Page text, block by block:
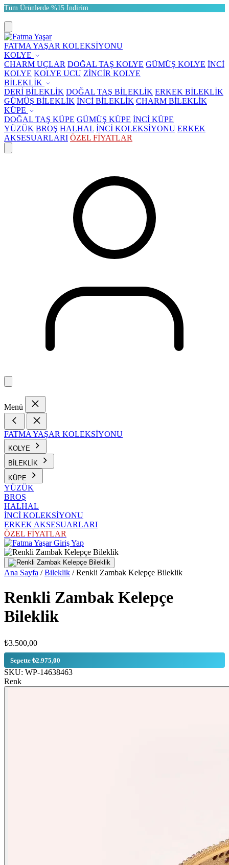
Tüm Ürünlerde %15 İndirim
FATMA YAŞAR KOLEKSİYONU
KOLYE
CHARM UÇLAR DOĞAL TAŞ KOLYE GÜMÜŞ KOLYE İNCİ
KOLYE KOLYE UCU ZİNCİR KOLYE
BİLEKLİK
DERİ BİLEKLİK DOĞAL TAŞ BİLEKLİK ERKEK BİLEKLİK
GÜMÜŞ BİLEKLİK İNCİ BİLEKLİK CHARM BİLEKLİK
KÜPE
DOĞAL TAŞ KÜPE GÜMÜŞ KÜPE İNCİ KÜPE
YÜZÜK BROŞ HALHAL İNCİ KOLEKSİYONU ERKEK
AKSESUARLARI ÖZEL FİYATLAR
Menü
FATMA YAŞAR KOLEKSİYONU
KOLYE
BİLEKLİK
KÜPE
YÜZÜK
BROŞ
HALHAL
İNCİ KOLEKSİYONU
ERKEK AKSESUARLARI
ÖZEL FİYATLAR
Giriş Yap
Ana Sayfa / Bileklik / Renkli Zambak Kelepçe Bileklik
Renkli Zambak Kelepçe
Bileklik
₺3.500,00
Sepette ₺2.975,00
SKU: WP-14638463
Renk